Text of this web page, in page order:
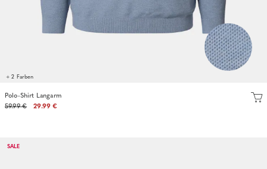
+ 2 Farben
Polo-Shirt Langarm
59.99 €
29.99 €
SALE